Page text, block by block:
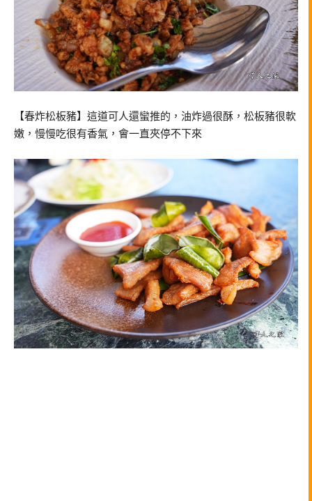
【春炸松板豬】這道可人還蠻推的，油炸過很酥，松板豬很軟
嫩，慢慢吃很有香氣，會一直夾停不下來